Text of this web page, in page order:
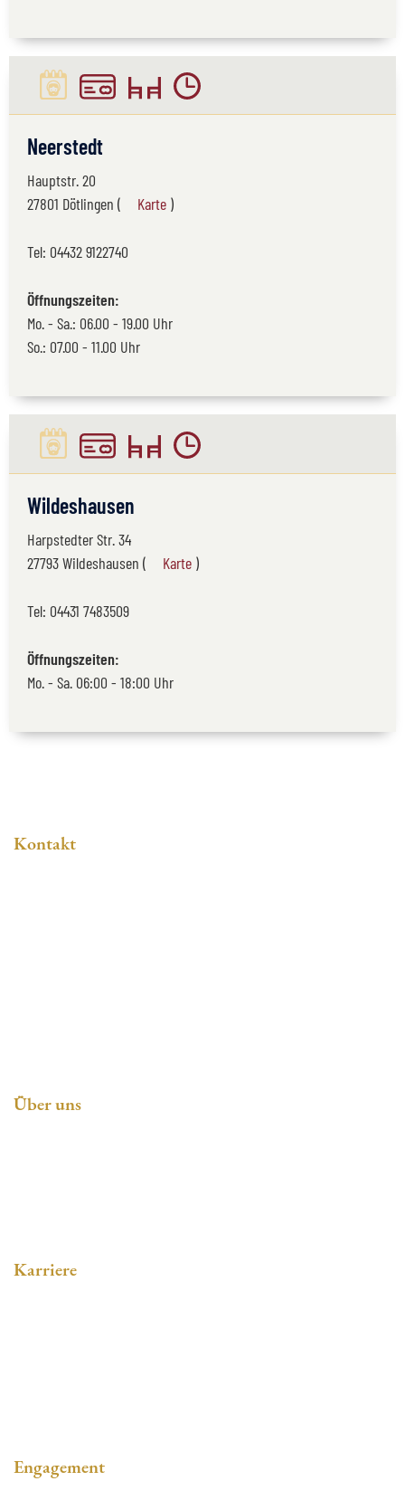
Neerstedt
Hauptstr. 20
27801 Dötlingen (
Karte )
Tel: 04432 9122740
Öffnungszeiten:
Mo. - Sa.: 06.00 - 19.00 Uhr
So.: 07.00 - 11.00 Uhr
Wildeshausen
Harpstedter Str. 34
27793 Wildeshausen (
Karte )
Tel: 04431 7483509
Öffnungszeiten:
Mo. - Sa. 06:00 - 18:00 Uhr
Kontakt
Über uns
Karriere
Engagement